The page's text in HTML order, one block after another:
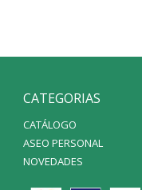
CATEGORIAS
CATÁLOGO
ASEO PERSONAL
NOVEDADES